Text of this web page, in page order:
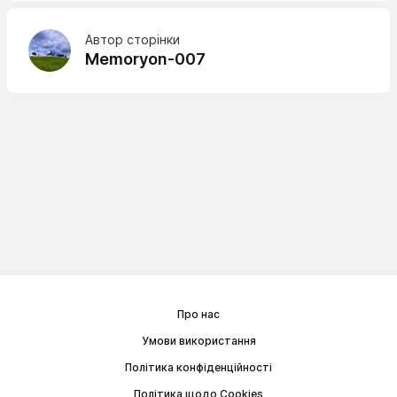
Автор сторінки
Memoryon-007
Про нас
Умови використання
Політика конфіденційності
Політика щодо Cookies